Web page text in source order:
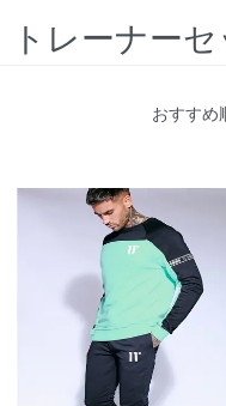
トレーナー
おすす